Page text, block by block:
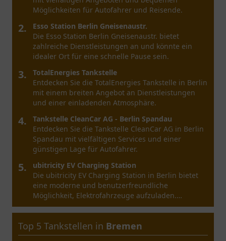
Möglichkeiten für Autofahrer und Reisende.
2.
Esso Station Berlin Gneisenaustr.
Die Esso Station Berlin Gneisenaustr. bietet
zahlreiche Dienstleistungen an und könnte ein
idealer Ort für eine schnelle Pause sein.
3.
TotalEnergies Tankstelle
Entdecken Sie die TotalEnergies Tankstelle in Berlin
mit einem breiten Angebot an Dienstleistungen
und einer einladenden Atmosphäre.
4.
Tankstelle CleanCar AG - Berlin Spandau
Entdecken Sie die Tankstelle CleanCar AG in Berlin
Spandau mit vielfältigen Services und einer
günstigen Lage für Autofahrer.
5.
ubitricity EV Charging Station
Die ubitricity EV Charging Station in Berlin bietet
eine moderne und benutzerfreundliche
Möglichkeit, Elektrofahrzeuge aufzuladen.
Erfahren Sie mehr!
Top 5 Tankstellen in Bremen